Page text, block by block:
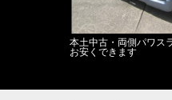
本土中古・両側パワス
お安くできます